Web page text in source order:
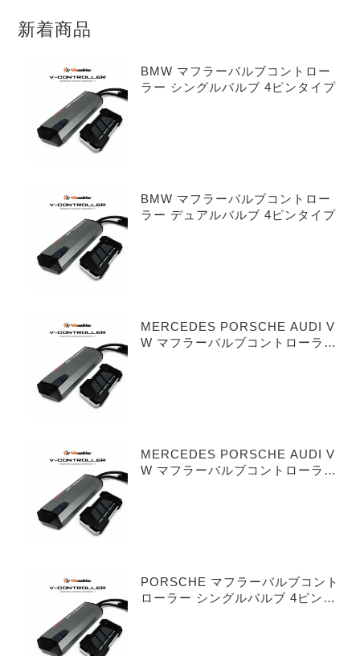
新着商品
BMW マフラーバルブコントロー
ラー シングルバルブ 4ピンタイプ
BMW マフラーバルブコントロー
ラー デュアルバルブ 4ピンタイプ
MERCEDES PORSCHE AUDI V
W マフラーバルブコントローラー
MERCEDES PORSCHE AUDI V
W マフラーバルブコントローラー
PORSCHE マフラーバルブコント
ローラー シングルバルブ 4ピンタ